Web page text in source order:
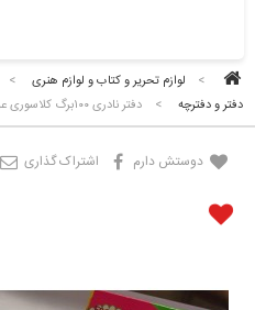
> لوازم تحریر و کتاب و لوازم هنری >
دفتر و دفترچه
> دفتر نادری ١٠٠برگ كلاسورى عروسكى
دوستش دارم اشتراک گذاری